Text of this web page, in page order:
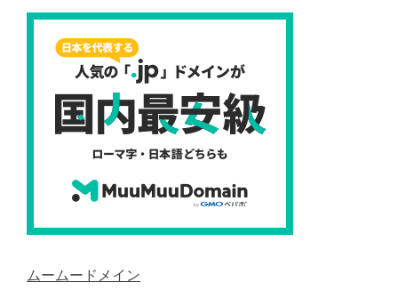
ムームードメイン